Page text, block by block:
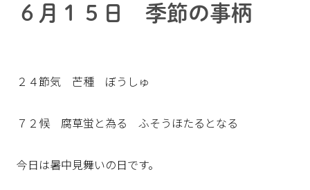
６月１５日 季節の事柄
２４節気 芒種 ぼうしゅ
７２候 腐草蛍と為る ふそうほたるとなる
今日は暑中見舞いの日です。